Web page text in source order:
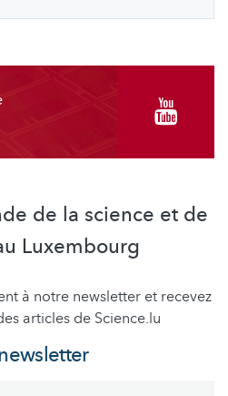
de la science et de
Luxembourg
à notre newsletter et recevez
articles de Science.lu